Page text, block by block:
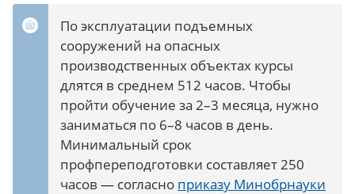
По эксплуатации подъемных
сооружений на опасных
производственных объектах курсы
длятся в среднем 512 часов. Чтобы
пройти обучение за 2–3 месяца, нужно
заниматься по 6–8 часов в день.
Минимальный срок
профпереподготовки составляет 250
часов — согласно приказу Минобрнауки